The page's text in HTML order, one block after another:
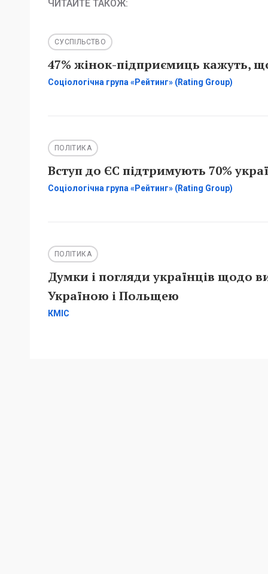
ЧИТАЙТЕ ТАКОЖ:
СУСПІЛЬСТВО
47% жінок-підприємиць кажуть,
Соціологічна група «Рейтинг» (Rating Group)
ПОЛІТИКА
Вступ до ЄС підтримують 70%
Соціологічна група «Рейтинг» (Rating Group)
ПОЛІТИКА
Думки і погляди українців щодо
Україною і Польщею
КМІС